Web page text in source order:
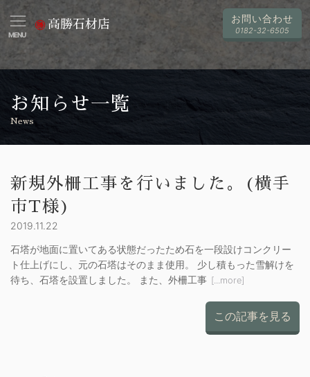
MENU
高勝石材店 お問い合わせ
0182-32-6505
お知らせ一覧
News
新規外柵工事を行いました。(横手
市T様)
2019.11.22
石塔が地面に置いてある状態だったため石を一段設けコンクリー
ト仕上げにし、元の石塔はそのまま使用。 少し積もった雪解けを
待ち、石塔を設置しました。 また、外柵工事 [...more]
この記事を見る